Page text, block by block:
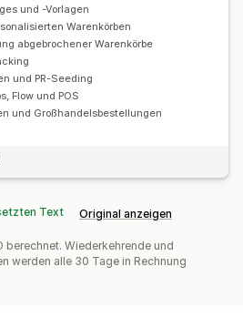
und -Vorlagen
Warenkörben
abgebrochener Warenkörbe
und PR-Seeding
Flow und POS
und Großhandelsbestellungen
Text Original anzeigen
berechnet. Wiederkehrende und
werden alle 30 Tage in Rechnung